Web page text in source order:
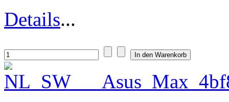
Details...